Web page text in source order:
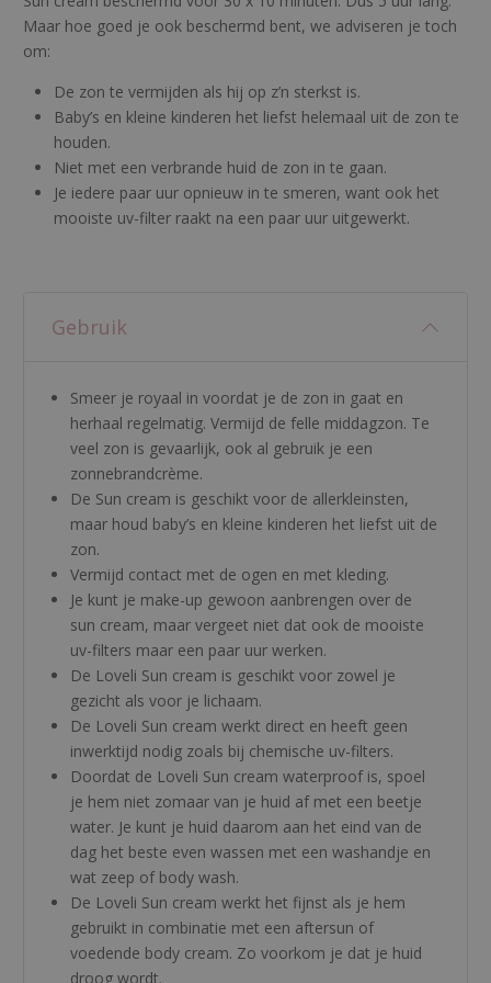
Maar hoe goed je ook beschermd bent, we adviseren je toch
om:
De zon te vermijden als hij op z’n sterkst is.
Baby’s en kleine kinderen het liefst helemaal uit de zon te
houden.
Niet met een verbrande huid de zon in te gaan.
Je iedere paar uur opnieuw in te smeren, want ook het
mooiste uv-filter raakt na een paar uur uitgewerkt.
Gebruik
Smeer je royaal in voordat je de zon in gaat en
herhaal regelmatig. Vermijd de felle middagzon. Te
veel zon is gevaarlijk, ook al gebruik je een
zonnebrandcrème.
De Sun cream is geschikt voor de allerkleinsten,
maar houd baby’s en kleine kinderen het liefst uit de
zon.
Vermijd contact met de ogen en met kleding.
Je kunt je make-up gewoon aanbrengen over de
sun cream, maar vergeet niet dat ook de mooiste
uv-filters maar een paar uur werken.
De Loveli Sun cream is geschikt voor zowel je
gezicht als voor je lichaam.
De Loveli Sun cream werkt direct en heeft geen
inwerktijd nodig zoals bij chemische uv-filters.
Doordat de Loveli Sun cream waterproof is, spoel
je hem niet zomaar van je huid af met een beetje
water. Je kunt je huid daarom aan het eind van de
dag het beste even wassen met een washandje en
wat zeep of body wash.
De Loveli Sun cream werkt het fijnst als je hem
gebruikt in combinatie met een aftersun of
voedende body cream. Zo voorkom je dat je huid
droog wordt.